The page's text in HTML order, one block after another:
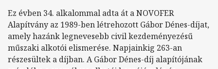
Ez évben 34. alkalommal adta át a NOVOFER
Alapítvány az 1989-ben létrehozott Gábor Dénes-díjat,
amely hazánk legnevesebb civil kezdeményezésű
műszaki alkotói elismerése. Napjainkig 263-an
részesültek a díjban. A Gábor Dénes-díj alapítójának